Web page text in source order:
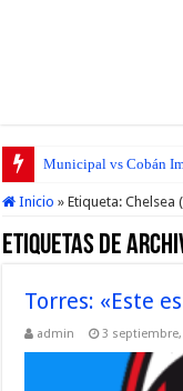
Municipal vs Cobán
Inicio » Etiqueta:Chelsea
Etiquetas de
Torres: «Este
admin 3 septiembre,